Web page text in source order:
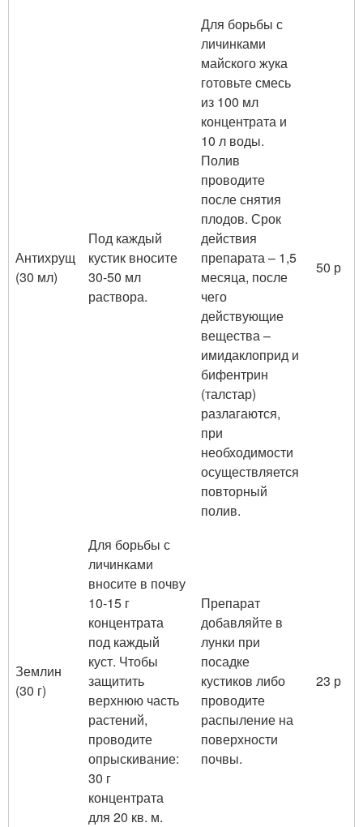
Антихрущ
(30 мл)
Под каждый
кустик вносите
30-50 мл
раствора.
Для борьбы с
личинками
майского жука
готовьте смесь
из 100 мл
концентрата и
10 л воды.
Полив
проводите
после снятия
плодов. Срок
действия
препарата – 1,5
месяца, после
чего
действующие
вещества –
имидаклоприд и
бифентрин
(талстар)
разлагаются,
при
необходимости
осуществляется
повторный
полив.
50 р
Землин
(30 г)
Для борьбы с
личинками
вносите в почву
10-15 г
концентрата
под каждый
куст. Чтобы
защитить
верхнюю часть
растений,
проводите
опрыскивание:
30 г
концентрата
для 20 кв. м.
Препарат
добавляйте в
лунки при
посадке
кустиков либо
проводите
распыление на
поверхности
почвы.
23 р